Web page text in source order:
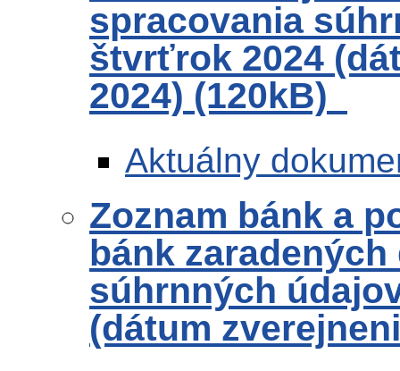
spracovania
štvrťrok 2024
2024) (120kB)
Aktuálny
Zoznam bánk a
bánk
súhrnných
(dátum